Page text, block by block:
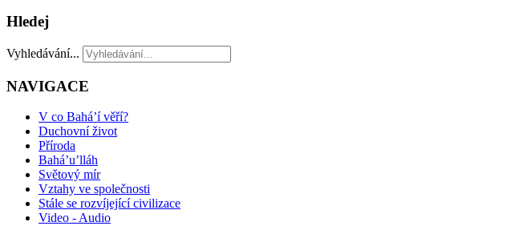
Hledej
Vyhledávání...
NAVIGACE
V co Bahá’í věří?
Duchovní život
Příroda
Bahá’u’lláh
Světový mír
Vztahy ve společnosti
Stále se rozvíjející civilizace
Video - Audio